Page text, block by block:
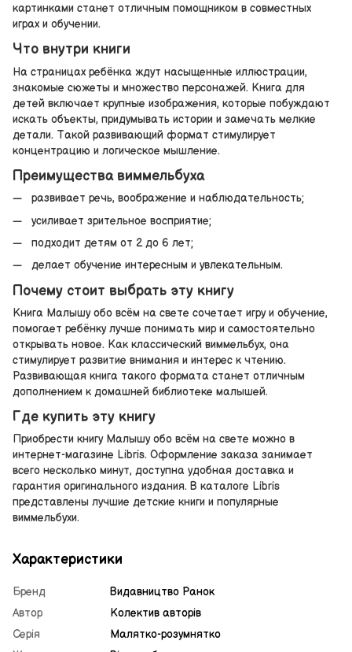
картинками станет отличным помощником в совместных
играх и обучении.
Что внутри книги
На страницах ребёнка ждут насыщенные иллюстрации,
знакомые сюжеты и множество персонажей. Книга для
детей включает крупные изображения, которые побуждают
искать объекты, придумывать истории и замечать мелкие
детали. Такой развивающий формат стимулирует
концентрацию и логическое мышление.
Преимущества виммельбуха
развивает речь, воображение и наблюдательность;
усиливает зрительное восприятие;
подходит детям от 2 до 6 лет;
делает обучение интересным и увлекательным.
Почему стоит выбрать эту книгу
Книга Малышу обо всём на свете сочетает игру и обучение,
помогает ребёнку лучше понимать мир и самостоятельно
открывать новое. Как классический виммельбух, она
стимулирует развитие внимания и интерес к чтению.
Развивающая книга такого формата станет отличным
дополнением к домашней библиотеке малышей.
Где купить эту книгу
Приобрести книгу Малышу обо всём на свете можно в
интернет-магазине Libris. Оформление заказа занимает
всего несколько минут, доступна удобная доставка и
гарантия оригинального издания. В каталоге Libris
представлены лучшие детские книги и популярные
виммельбухи.
Характеристики
Бренд
Видавництво Ранок
Автор
Колектив авторів
Серія
Малятко-розумнятко